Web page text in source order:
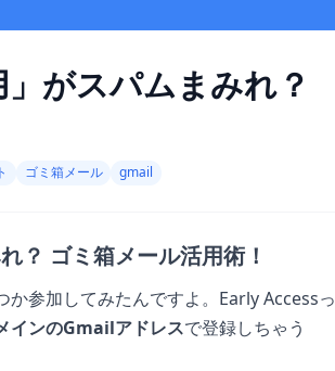
がスパムまみれ？
ゴミ箱メール gmail
？ ゴミ箱メール活用術！
参加してみたんですよ。Early Accessっ
インのGmailアドレスで登録しちゃう